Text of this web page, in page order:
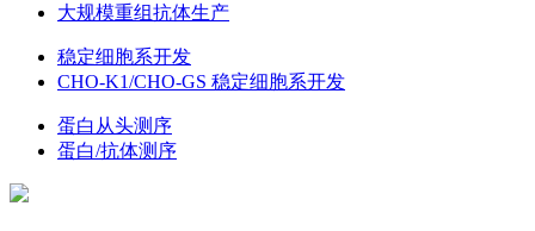
大规模重组抗体生产
稳定细胞系开发
CHO-K1/CHO-GS 稳定细胞系开发
蛋白从头测序
蛋白/抗体测序